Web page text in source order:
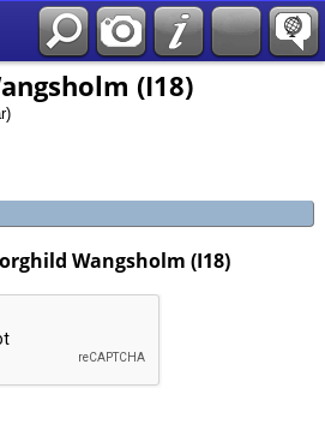
(I18)
Wangsholm (I18)